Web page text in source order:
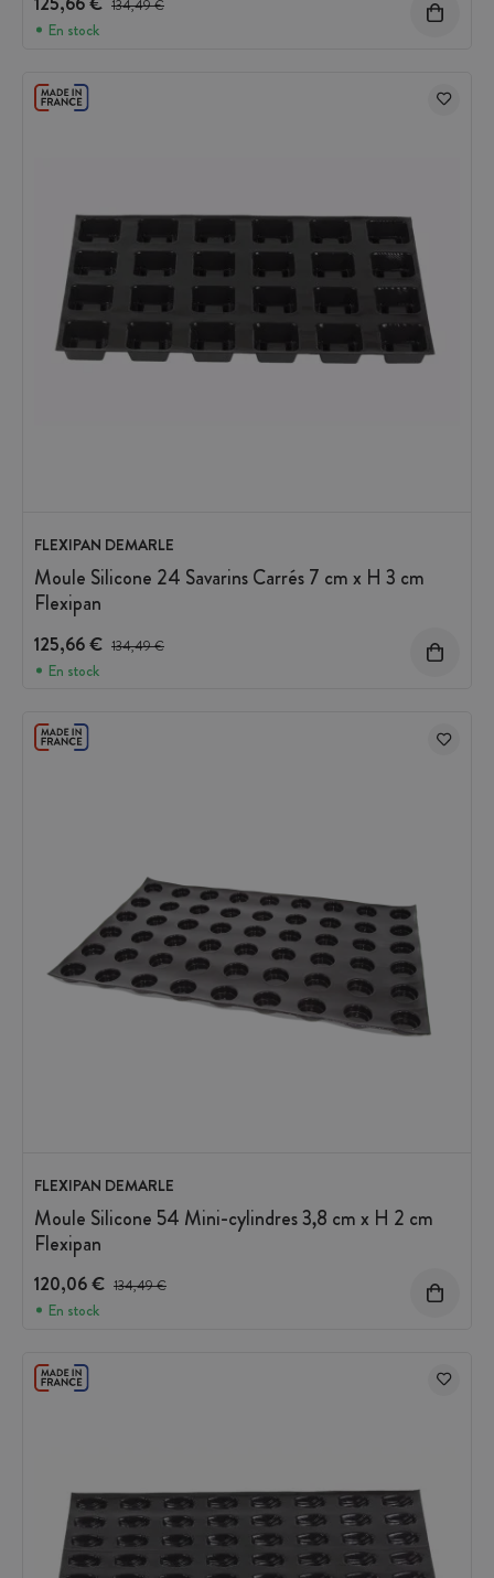
134,49 €
En stock
FLEXIPAN DEMARLE
Moule Silicone 24 Savarins Carrés 7 cm x H 3 cm
Flexipan
125,66 € Prix avant réduction :
134,49 €
En stock
FLEXIPAN DEMARLE
Moule Silicone 54 Mini-cylindres 3,8 cm x H 2 cm
Flexipan
120,06 € Prix avant réduction :
134,49 €
En stock